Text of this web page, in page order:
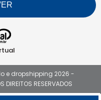
e dropshipping 2026 -
RESERVADOS